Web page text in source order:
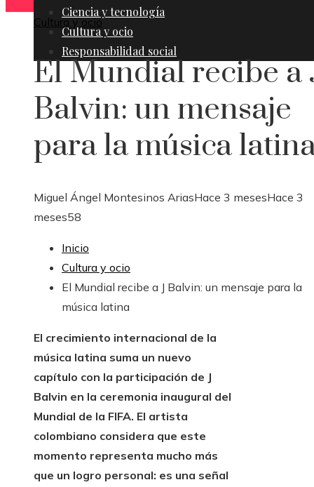
Ciencia y tecnología
Cultura y ocio
Responsabilidad social
Cultura y ocio
El Mundial recibe a
Balvin: un mensaje
para la música
Miguel Ángel Montesinos AriasHace 3 mesesHace 3
meses58
Inicio
Cultura y ocio
El Mundial recibe a J Balvin: un mensaje para la
música latina
El crecimiento internacional de la
música latina suma un nuevo
capítulo con la participación de J
Balvin en la ceremonia inaugural del
Mundial de la FIFA. El artista
colombiano considera que este
momento representa mucho más
que un logro personal: es una señal